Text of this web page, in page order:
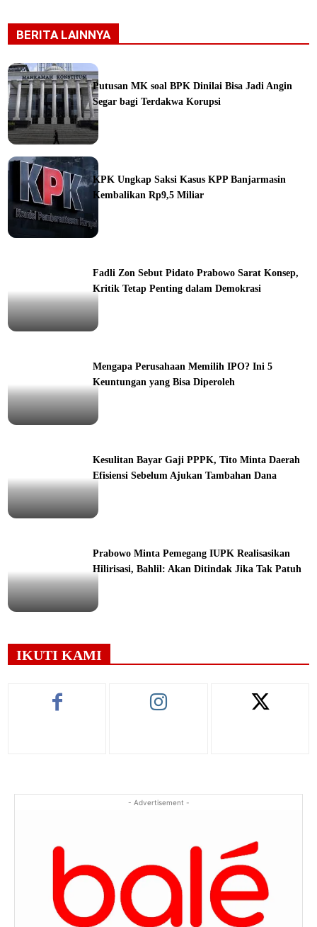
BERITA LAINNYA
Putusan MK soal BPK Dinilai Bisa Jadi Angin
Segar bagi Terdakwa Korupsi
KPK Ungkap Saksi Kasus KPP Banjarmasin
Kembalikan Rp9,5 Miliar
Fadli Zon Sebut Pidato Prabowo Sarat Konsep,
Kritik Tetap Penting dalam Demokrasi
Mengapa Perusahaan Memilih IPO? Ini 5
Keuntungan yang Bisa Diperoleh
Kesulitan Bayar Gaji PPPK, Tito Minta Daerah
Efisiensi Sebelum Ajukan Tambahan Dana
Prabowo Minta Pemegang IUPK Realisasikan
Hilirisasi, Bahlil: Akan Ditindak Jika Tak Patuh
IKUTI KAMI
- Advertisement -